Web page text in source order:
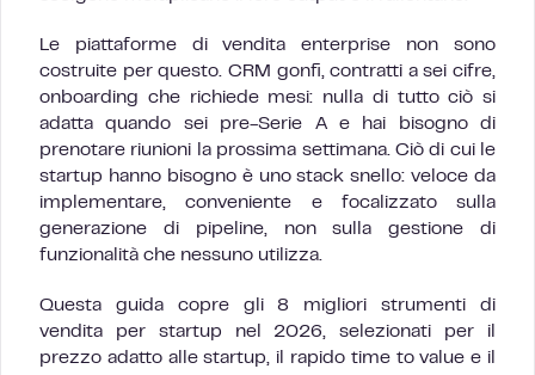
Le piattaforme di vendita enterprise non sono
costruite per questo. CRM gonfi, contratti a sei cifre,
onboarding che richiede mesi: nulla di tutto ciò si
adatta quando sei pre-Serie A e hai bisogno di
prenotare riunioni la prossima settimana. Ciò di cui le
startup hanno bisogno è uno stack snello: veloce da
implementare, conveniente e focalizzato sulla
generazione di pipeline, non sulla gestione di
funzionalità che nessuno utilizza.
Questa guida copre gli 8 migliori strumenti di
vendita per startup nel 2026, selezionati per il
prezzo adatto alle startup, il rapido time to value e il